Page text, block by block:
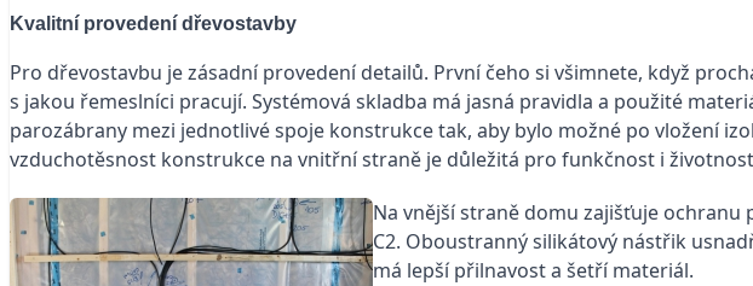
Kvalitní provedení dřevostavby
Pro dřevostavbu je zásadní provedení detailů. První čeho si všimnete, když
s jakou řemeslníci pracují. Systémová skladba má jasná pravidla a použité
parozábrany mezi jednotlivé spoje konstrukce tak, aby bylo možné po vložení
vzduchotěsnost konstrukce na vnitřní straně je důležitá pro funkčnost i
Na vnější straně domu zajišťuje
C2. Oboustranný silikátový nástřik
má lepší přilnavost a šetří materiál.